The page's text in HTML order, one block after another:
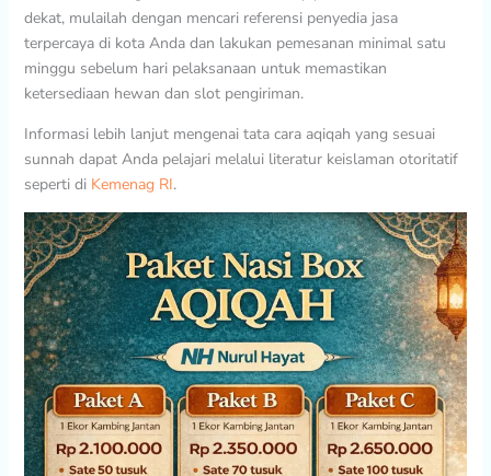
dekat, mulailah dengan mencari referensi penyedia jasa
terpercaya di kota Anda dan lakukan pemesanan minimal satu
minggu sebelum hari pelaksanaan untuk memastikan
ketersediaan hewan dan slot pengiriman.
Informasi lebih lanjut mengenai tata cara aqiqah yang sesuai
sunnah dapat Anda pelajari melalui literatur keislaman otoritatif
seperti di Kemenag RI.